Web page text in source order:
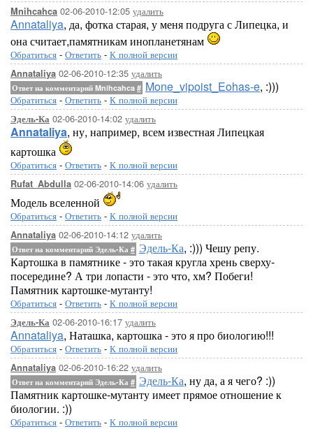
Mnihcahca 02-06-2010-12:05 удалить
Annataliya, да, фотка старая, у меня подруга с Липецка, и
она считает,памятникам инопланетянам
Обратиться - Ответить - К полной версии
Annataliya 02-06-2010-12:35 удалить
Ответ на комментарий Mnihcahca # Mone_vipoist_Eohas-e, :)))
Обратиться - Ответить - К полной версии
Эдель-Ка 02-06-2010-14:02 удалить
Annataliya, ну, например, всем известная Липецкая
картошка
Обратиться - Ответить - К полной версии
Rufat_Abdulla 02-06-2010-14:06 удалить
Модель вселенной
Обратиться - Ответить - К полной версии
Annataliya 02-06-2010-14:12 удалить
Ответ на комментарий Эдель-Ка # Эдель-Ка, :))) Чешу репу.
Картошка в памятнике - это такая кругла хрень сверху-
посередине? А три лопасти - это что, хм? Побеги!
Памятник картошке-мутанту!
Обратиться - Ответить - К полной версии
Эдель-Ка 02-06-2010-16:17 удалить
Annataliya, Наташка, картошка - это я про биологию!!!
Обратиться - Ответить - К полной версии
Annataliya 02-06-2010-16:22 удалить
Ответ на комментарий Эдель-Ка # Эдель-Ка, ну да, а я чего? :))
Памятник картошке-мутанту имеет прямое отношение к
биологии. :))
Обратиться - Ответить - К полной версии